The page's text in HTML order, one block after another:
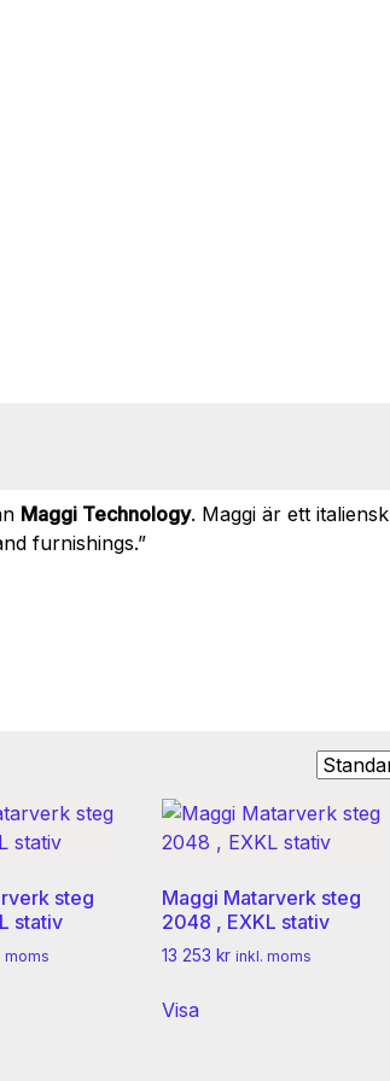
Maggi Technology. Maggi är ett italiensk
furnishings.”
steg
stativ
moms
Maggi Matarverk steg
2048 , EXKL stativ
13 253 kr inkl. moms
Visa